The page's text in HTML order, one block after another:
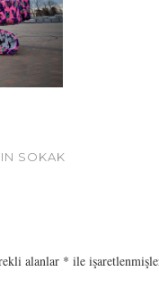
SOKAK
alanlar * ile